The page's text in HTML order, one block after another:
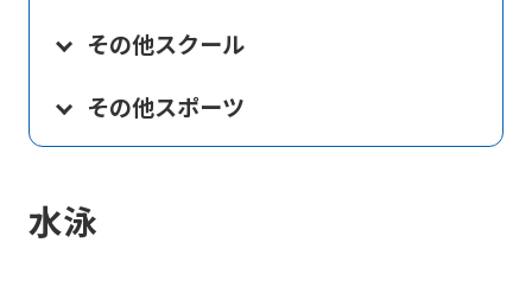
その他スクール
その他スポーツ
水泳